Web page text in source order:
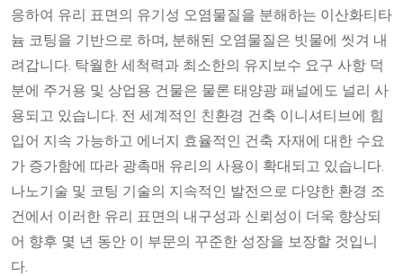
응하여 유리 표면의 유기성 오염물질을 분해하는 이산화티타
늄 코팅을 기반으로 하며, 분해된 오염물질은 빗물에 씻겨 내
려갑니다. 탁월한 세척력과 최소한의 유지보수 요구 사항 덕
분에 주거용 및 상업용 건물은 물론 태양광 패널에도 널리 사
용되고 있습니다. 전 세계적인 친환경 건축 이니셔티브에 힘
입어 지속 가능하고 에너지 효율적인 건축 자재에 대한 수요
가 증가함에 따라 광촉매 유리의 사용이 확대되고 있습니다.
나노기술 및 코팅 기술의 지속적인 발전으로 다양한 환경 조
건에서 이러한 유리 표면의 내구성과 신뢰성이 더욱 향상되
어 향후 몇 년 동안 이 부문의 꾸준한 성장을 보장할 것입니
다.